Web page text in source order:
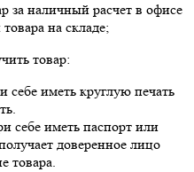
за наличный расчет в офисе
на складе;
товар:
иметь круглую печать
себе иметь паспорт или
доверенное лицо
товара.